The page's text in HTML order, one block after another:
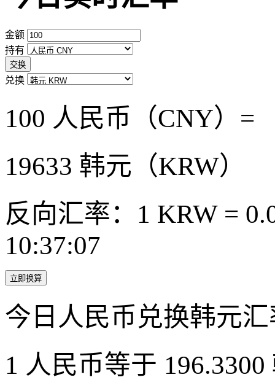
金额
持有
交换
兑换
100 人民币（CNY）=
19633 韩元（KRW）
反向汇率：1 KRW =
10:37:07
立即换算
今日人民币兑换韩元
1 人民币等于